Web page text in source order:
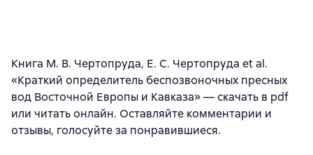
Книга М. В. Чертопруда, Е. С. Чертопруда et al.
«Краткий определитель беспозвоночных пресных
вод Восточной Европы и Кавказа» — скачать в pdf
или читать онлайн. Оставляйте комментарии и
отзывы, голосуйте за понравившиеся.